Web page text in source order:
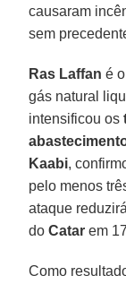
causaram
sem
Ras Laffan é
gás natural
intensificou os
Kaabi,
pelo menos
ataque
doCatar em
Como